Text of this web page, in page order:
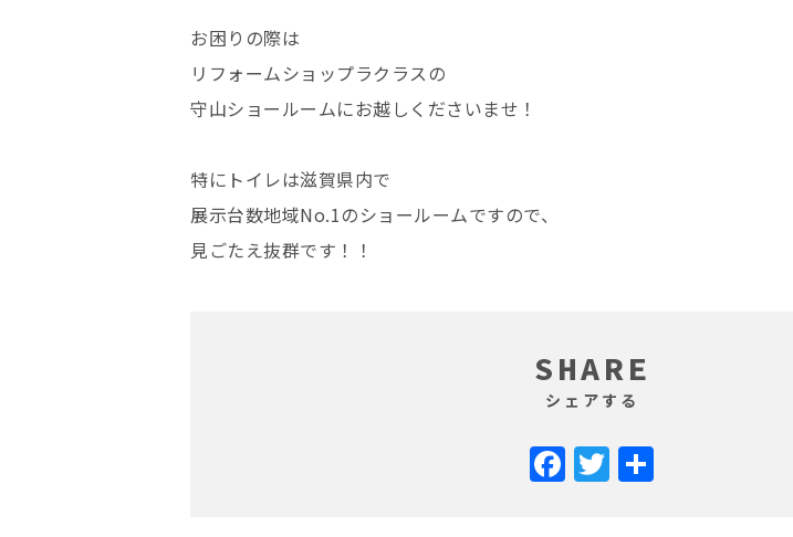
お困りの際は
リフォームショップラクラスの
守山ショールームにお越しくださいませ！
特にトイレは滋賀県内で
展示台数地域No.1のショールームですので、
見ごたえ抜群です！！
SHARE
シェアする
Facebook
Twitter